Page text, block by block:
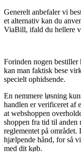
Generelt anbefaler vi
et alternativ kan du
ViaBill, ifald du hellere
Forinden nogen
kan man faktisk bese
specielt ophidsende.
En nemmere løsning
handlen er verificeret af
at webshoppen
shoppen fra tid til anden
reglementet på området.
hjælpende hånd, for så
med dit køb.